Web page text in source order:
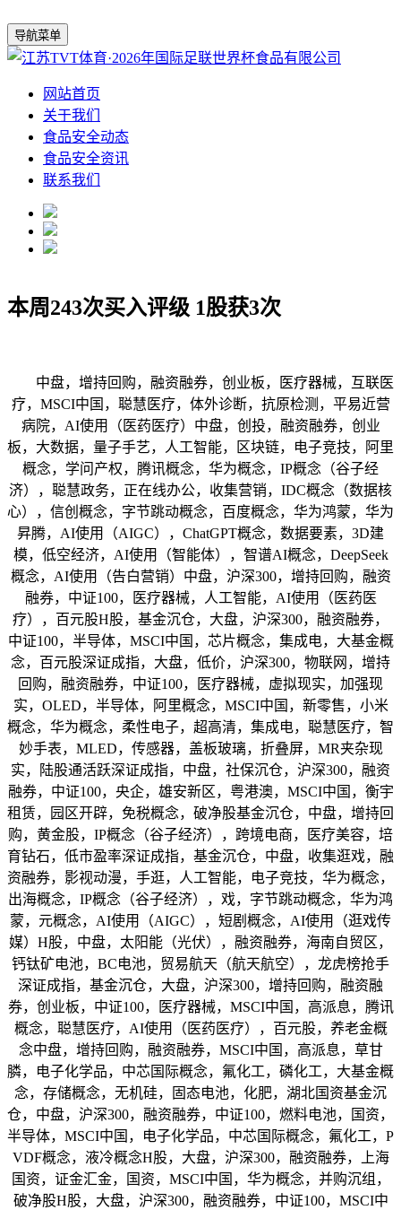
导航菜单
网站首页
关于我们
食品安全动态
食品安全资讯
联系我们
本周243次买入评级 1股获3次
中盘，增持回购，融资融券，创业板，医疗器械，互联医
疗，MSCI中国，聪慧医疗，体外诊断，抗原检测，平易近营
病院，AI使用（医药医疗）中盘，创投，融资融券，创业
板，大数据，量子手艺，人工智能，区块链，电子竞技，阿里
概念，学问产权，腾讯概念，华为概念，IP概念（谷子经
济），聪慧政务，正在线办公，收集营销，IDC概念（数据核
心），信创概念，字节跳动概念，百度概念，华为鸿蒙，华为
昇腾，AI使用（AIGC），ChatGPT概念，数据要素，3D建
模，低空经济，AI使用（智能体），智谱AI概念，DeepSeek
概念，AI使用（告白营销）中盘，沪深300，增持回购，融资
融券，中证100，医疗器械，人工智能，AI使用（医药医
疗），百元股H股，基金沉仓，大盘，沪深300，融资融券，
中证100，半导体，MSCI中国，芯片概念，集成电，大基金概
念，百元股深证成指，大盘，低价，沪深300，物联网，增持
回购，融资融券，中证100，医疗器械，虚拟现实，加强现
实，OLED，半导体，阿里概念，MSCI中国，新零售，小米
概念，华为概念，柔性电子，超高清，集成电，聪慧医疗，智
妙手表，MLED，传感器，盖板玻璃，折叠屏，MR夹杂现
实，陆股通活跃深证成指，中盘，社保沉仓，沪深300，融资
融券，中证100，央企，雄安新区，粤港澳，MSCI中国，衡宇
租赁，园区开辟，免税概念，破净股基金沉仓，中盘，增持回
购，黄金股，IP概念（谷子经济），跨境电商，医疗美容，培
育钻石，低市盈率深证成指，基金沉仓，中盘，收集逛戏，融
资融券，影视动漫，手逛，人工智能，电子竞技，华为概念，
出海概念，IP概念（谷子经济），戏，字节跳动概念，华为鸿
蒙，元概念，AI使用（AIGC），短剧概念，AI使用（逛戏传
媒）H股，中盘，太阳能（光伏），融资融券，海南自贸区，
钙钛矿电池，BC电池，贸易航天（航天航空），龙虎榜抢手
深证成指，基金沉仓，大盘，沪深300，增持回购，融资融
券，创业板，中证100，医疗器械，MSCI中国，高派息，腾讯
概念，聪慧医疗，AI使用（医药医疗），百元股，养老金概
念中盘，增持回购，融资融券，MSCI中国，高派息，草甘
膦，电子化学品，中芯国际概念，氟化工，磷化工，大基金概
念，存储概念，无机硅，固态电池，化肥，湖北国资基金沉
仓，中盘，沪深300，融资融券，中证100，燃料电池，国资，
半导体，MSCI中国，电子化学品，中芯国际概念，氟化工，P
VDF概念，液冷概念H股，大盘，沪深300，融资融券，上海
国资，证金汇金，国资，MSCI中国，华为概念，并购沉组，
破净股H股，大盘，沪深300，融资融券，中证100，MSCI中